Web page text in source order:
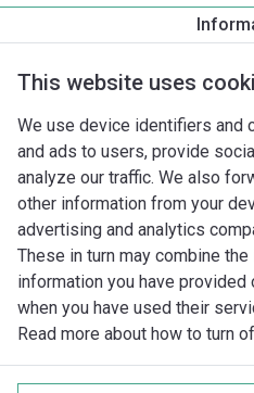
This website uses
We use device identifiers and
and ads to users, provide
analyze our traffic. We also
other information from your
advertising and analytics
These in turn may combine
information you have
when you have used their
Read more about how to turn
Imprint
Behandling av